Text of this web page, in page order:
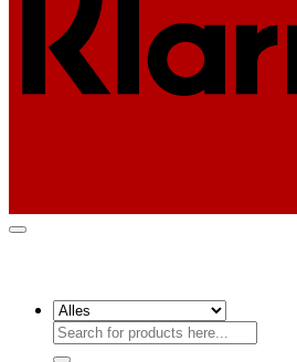
Suchen
nach: